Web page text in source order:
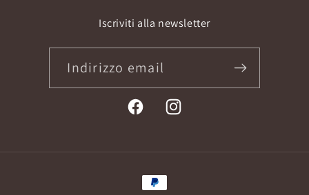
Iscriviti alla newsletter
Indirizzo email
FacebookInstagram
Metodi